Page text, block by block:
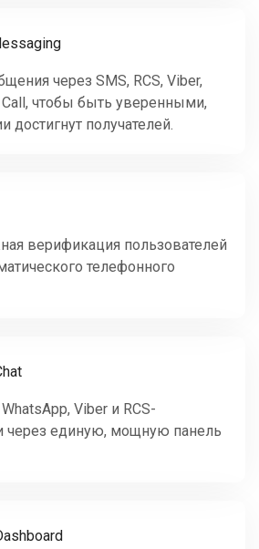
через SMS, RCS, Viber,
Call, чтобы быть уверенными,
достигнут получателей.
верификация пользователей
телефонного
Viber и RCS-
через единую, мощную панель